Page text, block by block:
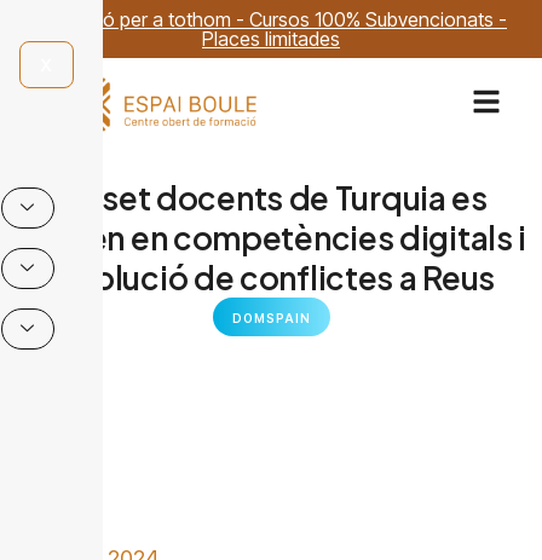
Formació per a tothom - Cursos 100% Subvencionats -
Places limitades
Disset docents de Turquia es
formen en competències digitals i
resolució de conflictes a Reus
DOMSPAIN